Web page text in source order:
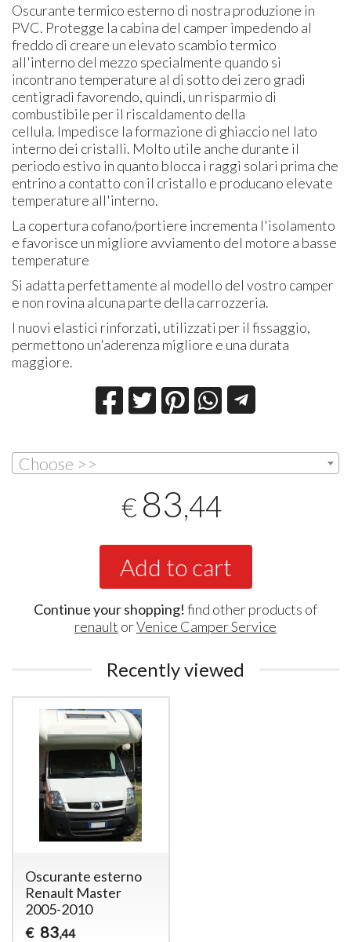
Oscurante termico esterno di nostra produzione in
PVC. Protegge la cabina del camper impedendo al
freddo di creare un elevato scambio termico
all'interno del mezzo specialmente quando si
incontrano temperature al di sotto dei zero gradi
centigradi favorendo, quindi, un risparmio di
combustibile per il riscaldamento della
cellula. Impedisce la formazione di ghiaccio nel lato
interno dei cristalli. Molto utile anche durante il
periodo estivo in quanto blocca i raggi solari prima che
entrino a contatto con il cristallo e producano elevate
temperature all'interno.
La copertura cofano/portiere incrementa l'isolamento
e favorisce un migliore avviamento del motore a basse
temperature
Si adatta perfettamente al modello del vostro camper
e non rovina alcuna parte della carrozzeria.
I nuovi elastici rinforzati, utilizzati per il fissaggio,
permettono un'aderenza migliore e una durata
maggiore.
Choose >>
€ 83,44
Add to cart
Continue your shopping! find other products of
renault orVenice Camper Service
Recently viewed
Oscurante esterno
Renault Master
2005-2010
€ 83,44